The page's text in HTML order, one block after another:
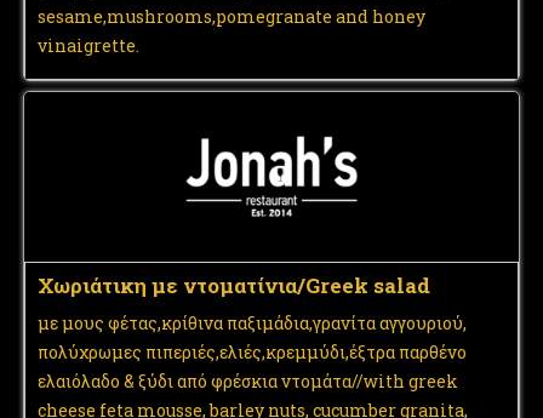
sesame,mushrooms,pomegranate and honey
vinaigrette.
Χωριάτικη με ντοματίνια/Greek salad
με μους φέτας,κρίθινα παξιμάδια,γρανίτα αγγουριού,
πολύχρωμες πιπεριές,ελιές,κρεμμύδι,έξτρα παρθένο
ελαιόλαδο & ξύδι από φρέσκια ντομάτα//with greek
cheese feta mousse, barley nuts, cucumber granita,